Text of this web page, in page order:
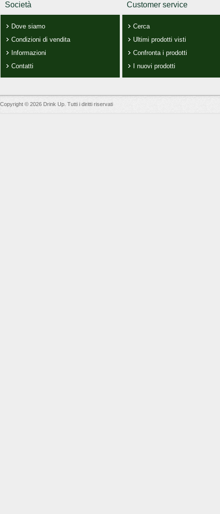
Società
Dove siamo
Condizioni di vendita
Informazioni
Contatti
Customer service
Cerca
Ultimi prodotti visti
Confronta i prodotti
I nuovi prodotti
Copyright © 2026 Drink Up. Tutti i diritti riservati